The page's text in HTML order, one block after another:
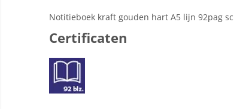
Notitieboek kraft gouden hart A5 lijn 92pag sc
Certificaten